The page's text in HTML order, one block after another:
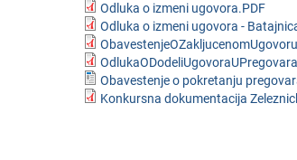
Odluka o izmeni ugovora.PDF
Odluka o izmeni ugovora -
Obavestenje o pokretanju
Konkursna dokumentacija